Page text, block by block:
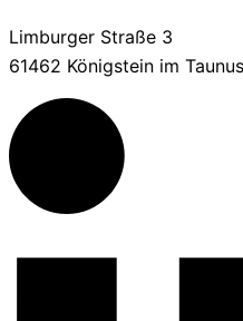
Limburger Straße 3
61462 Königstein im Taunus